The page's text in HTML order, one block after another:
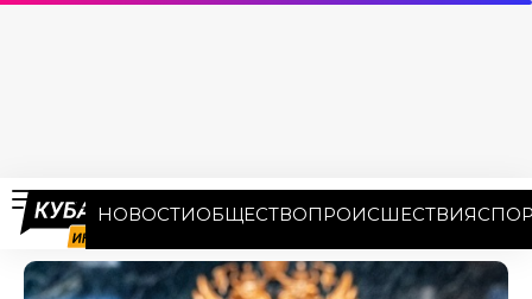
НОВОСТИОБЩЕСТВОПРОИСШЕСТВИЯ